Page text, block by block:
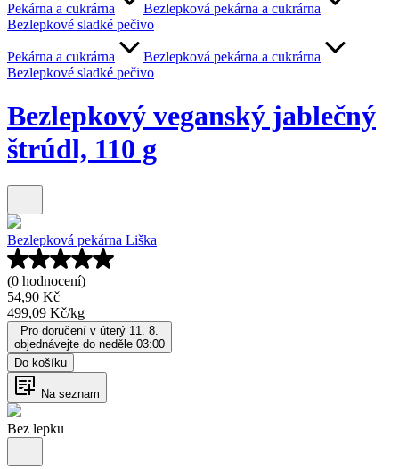
Pekárna a cukrárna
Bezlepková pekárna a cukrárna
Bezlepkové sladké pečivo
Pekárna a cukrárna
Bezlepková pekárna a cukrárna
Bezlepkové sladké pečivo
Bezlepkový veganský jablečný
štrúdl, 110 g
Bezlepková pekárna Liška
(0 hodnocení)
54,90 Kč
499,09 Kč/kg
Pro doručení v úterý 11. 8.
objednávejte do neděle 03:00
Do košíku
Na seznam
Bez lepku